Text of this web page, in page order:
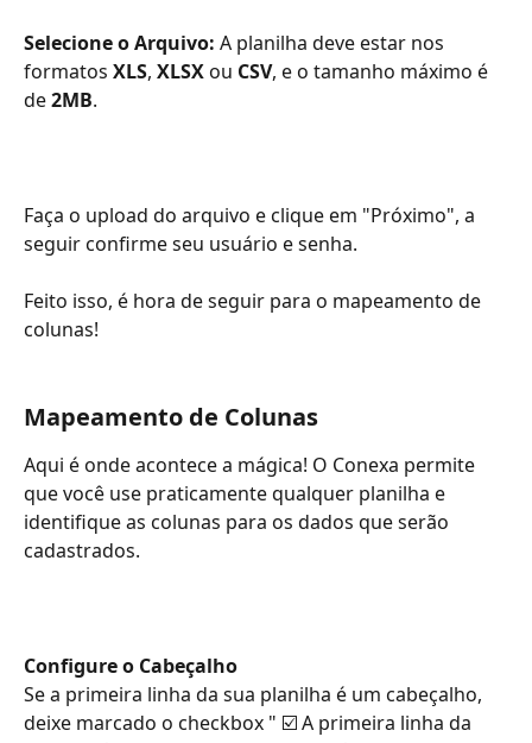
Selecione o Arquivo: A planilha deve estar nos
formatos XLS, XLSX ou CSV, e o tamanho máximo é
de 2MB.
Faça o upload do arquivo e clique em "Próximo", a
seguir confirme seu usuário e senha.
Feito isso, é hora de seguir para o mapeamento de
colunas!
Mapeamento de Colunas
Aqui é onde acontece a mágica! O Conexa permite
que você use praticamente qualquer planilha e
identifique as colunas para os dados que serão
cadastrados.
Configure o Cabeçalho
Se a primeira linha da sua planilha é um cabeçalho,
deixe marcado o checkbox " ☑️ A primeira linha da